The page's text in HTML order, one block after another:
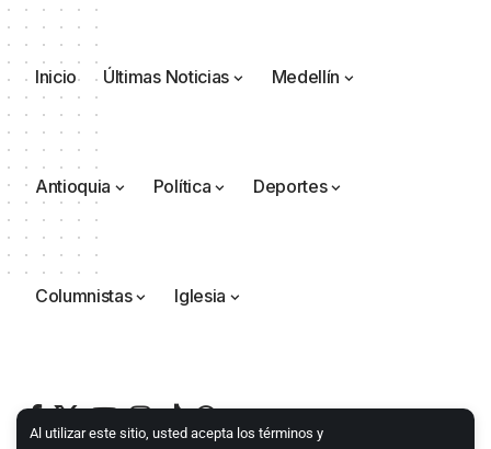
Al utilizar este sitio, usted acepta los términos y
Inicio Últimas Noticias Medellín
Antioquia Política Deportes
Columnistas Iglesia